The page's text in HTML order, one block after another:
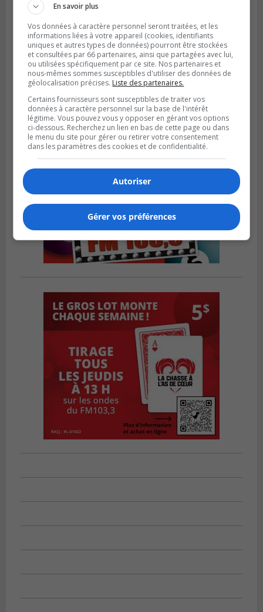
Publié le 1 août 2026 à 16h03
Le Festival Kaput propose des activités
récupératrices
En savoir plus
Vos données à caractère personnel seront traitées, et les
informations liées à votre appareil (cookies, identifiants
uniques et autres types de données) pourront être stockées
et consultées par 66 partenaires, ainsi que partagées avec lui,
ou utilisées spécifiquement par ce site. Nos partenaires et
nous-mêmes sommes susceptibles d'utiliser des données de
géolocalisation précises. Liste des partenaires.
Certains fournisseurs sont susceptibles de traiter vos
données à caractère personnel sur la base de l'intérêt
légitime. Vous pouvez vous y opposer en gérant vos options
ci-dessous. Recherchez un lien en bas de cette page ou dans
le menu du site pour gérer ou retirer votre consentement
dans les paramètres des cookies et de confidentialité.
Autoriser
Gérer vos préférences